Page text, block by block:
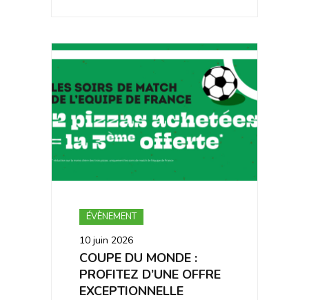
ÉVÈNEMENT
10 juin 2026
COUPE DU MONDE :
PROFITEZ D’UNE OFFRE
EXCEPTIONNELLE